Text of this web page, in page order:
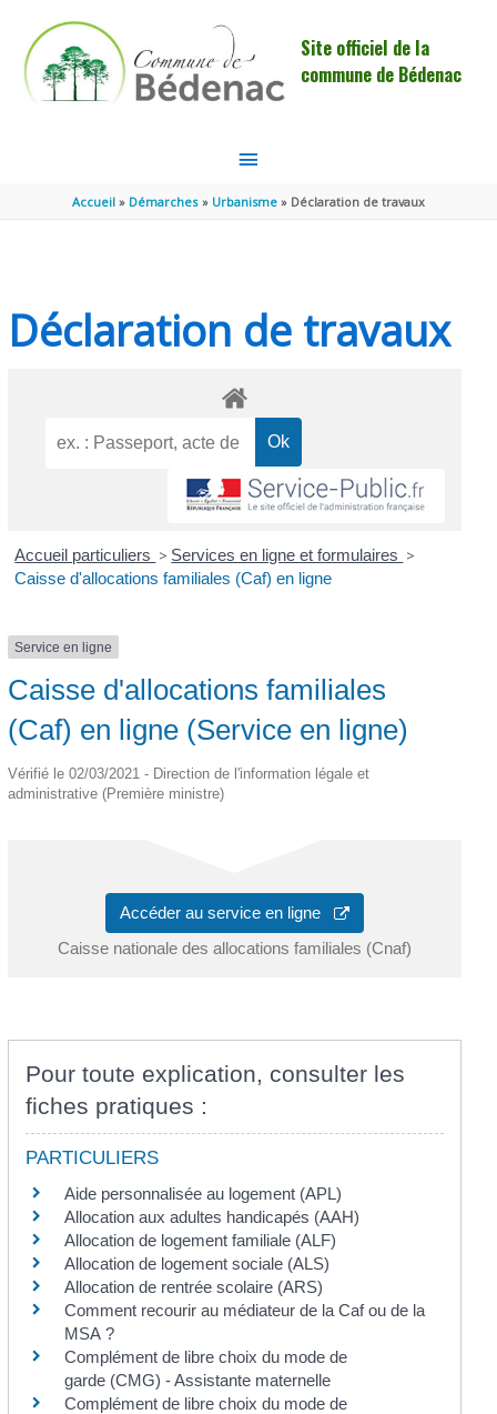
Site officiel de la
commune de Bédenac
MENU
PRINCIPAL
Accueil Démarches Urbanisme Déclaration de travaux
Déclaration de travaux
Accueil particuliers > Services en ligne et formulaires >
Caisse d'allocations familiales (Caf) en ligne
Service en ligne
Caisse d'allocations familiales
(Caf) en ligne (Service en ligne)
Vérifié le 02/03/2021 - Direction de l'information légale et
administrative (Première ministre)
Accéder au service en ligne
Caisse nationale des allocations familiales (Cnaf)
Pour toute explication, consulter les
fiches pratiques :
PARTICULIERS
Aide personnalisée au logement (APL)
Allocation aux adultes handicapés (AAH)
Allocation de logement familiale (ALF)
Allocation de logement sociale (ALS)
Allocation de rentrée scolaire (ARS)
Comment recourir au médiateur de la Caf ou de la
MSA ?
Complément de libre choix du mode de
garde (CMG) - Assistante maternelle
Complément de libre choix du mode de